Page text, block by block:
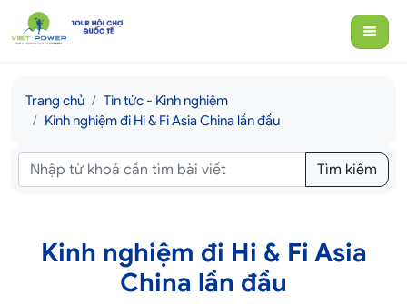
Trang chủ
Tin tức - Kinh nghiệm
Kinh nghiệm đi Hi & Fi Asia China lần đầu
Tìm kiếm
Kinh nghiệm đi Hi & Fi Asia
China lần đầu